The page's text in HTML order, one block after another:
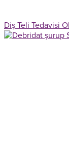
Diş Teli Tedavisi